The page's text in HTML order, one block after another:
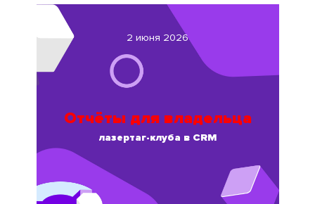
2 июня 2026
Отчёты для владельца
лазертаг-клуба в CRM